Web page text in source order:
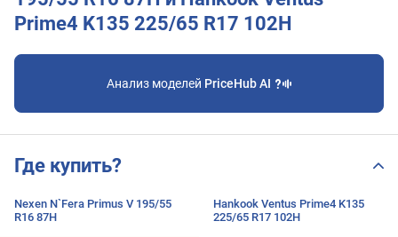
Prime4 K135 225/65 R17 102H
Анализ моделей PriceHub AI
Где купить?
Nexen N`Fera Primus V 195/55
R16 87H
Hankook Ventus Prime4 K135
225/65 R17 102H